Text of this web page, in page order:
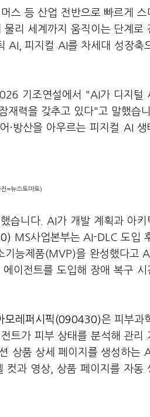
스 등 산업 전반으로 빠르게 스
리 세계까지 움직이는 단계로
AI, 피지컬 AI를 차세대 성장축
기조연설에서 "AI가 디지털
재력을 갖추고 있다"고 말했습
·방산을 아우르는 피지컬 AI 생
=뉴스토마토)
습니다. AI가 개발 계획과 아키
MS사업본부는 AI-DLC 도입
기능제품(MVP)을 완성했다고
이전트를 도입해 장애 복구
모레퍼시픽(090430)은 피부과
트가 피부 상태를 분석해 관리
상품 상세 페이지를 생성하는
컷과 영상, 상품 페이지를 자동